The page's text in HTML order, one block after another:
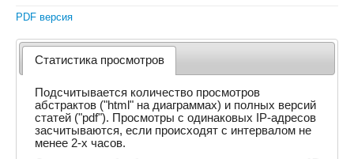
PDF версия
Статистика просмотров
Подсчитывается количество просмотров
абстрактов ("html" на диаграммах) и полных версий
статей ("pdf"). Просмотры с одинаковых IP-адресов
засчитываются, если происходят с интервалом не
менее 2-х часов.